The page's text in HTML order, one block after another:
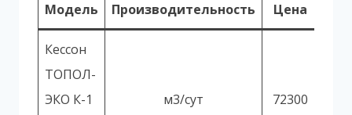
Модель Производительность Цена
Кессон
ТОПОЛ-
ЭКО К-1
м3/сут 72300